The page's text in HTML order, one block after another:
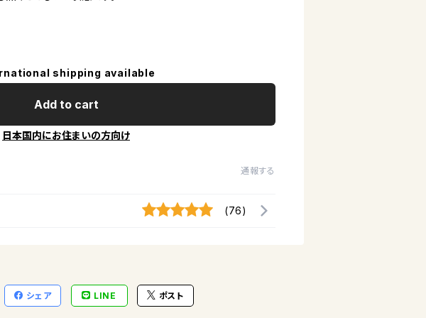
shipping available
Add to cart
日本国内にお住まいの方向け
通報する
(76)
シェア LINE ポスト